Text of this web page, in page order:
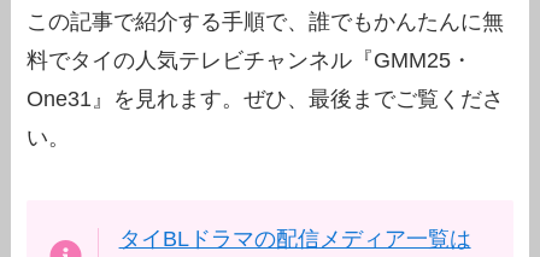
この記事で紹介する手順で、誰でもかんたんに無
料でタイの人気テレビチャンネル『GMM25・
One31』を見れます。ぜひ、最後までご覧くださ
い。
タイBLドラマの配信メディア一覧は